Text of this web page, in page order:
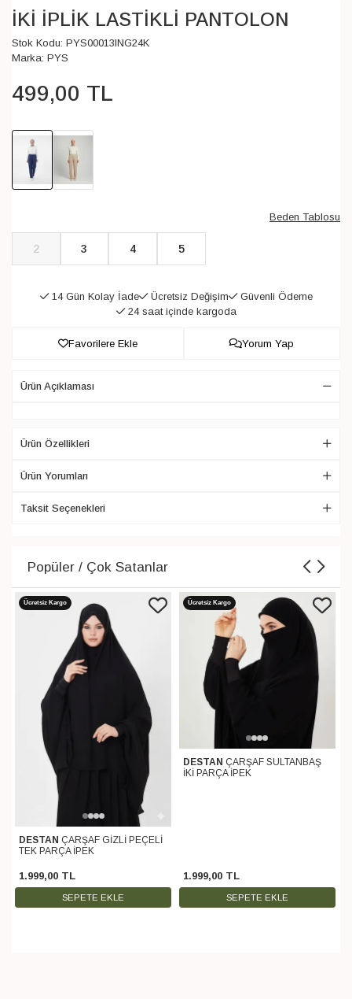
İKİ İPLİK LASTİKLİ PANTOLON
Stok Kodu: PYS00013ING24K
Marka: PYS
499,00 TL
Beden Tablosu
2 3 4 5
14 Gün Kolay İade Ücretsiz Değişim
Güvenli Ödeme
24 saat içinde kargoda
Favorilere Ekle Yorum Yap
Ürün Açıklaması
Ürün Özellikleri
Ürün Yorumları
Taksit Seçenekleri
Popüler / Çok Satanlar
Ücretsiz Kargo
DESTAN ÇARŞAF GİZLİ PEÇELİ
TEK PARÇA İPEK
1.999,00 TL
SEPETE EKLE
Ücretsiz Kargo
DESTAN ÇARŞAF SULTANBAŞ
İKİ PARÇA İPEK
1.999,00 TL
SEPETE EKLE